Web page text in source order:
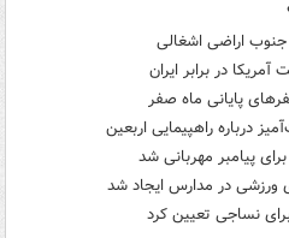
اراضی اشغالی
در برابر ایران
پایانی ماه صفر
درباره راهپیمایی اربعین
پیامبر مهربانی شد
نساجی تعیین کرد